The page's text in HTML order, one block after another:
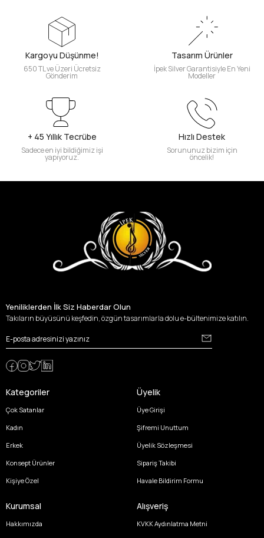
Kargoyu Düşünme!
650 TL ve Üzeri Ücretsiz
Gönderim
Tasarım Ürünler
İpek Silver Garantisiyle En Yeni
Modeller
+ 45 Yıllık Tecrübe
Sadece en iyi bildiğimiz işi
yapıyoruz.
Hızlı Destek
Sorununuz bizim için
öncelik!
Yeniliklerden İlk Siz Haberdar Olun
Takıların büyüsünü keşfedin, özgün tasarımlarla dolu e-bültenimize katılın.
Kategoriler
Çok Satanlar
Kadın
Erkek
Konsept Ürünler
Kişiye Özel
Üyelik
Üye Girişi
Şifremi Unuttum
Üyelik Sözleşmesi
Sipariş Takibi
Havale Bildirim Formu
Kurumsal
Hakkımızda
Alışveriş
KVKK Aydınlatma Metni